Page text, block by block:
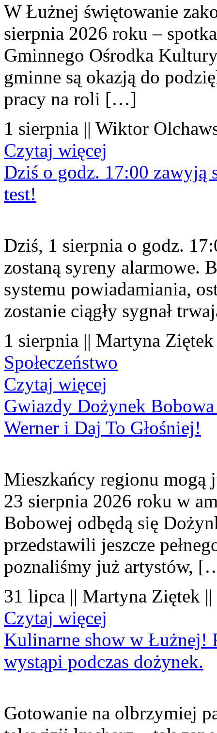
W Łużnej świętowanie
sierpnia 2026 roku –
Gminnego Ośrodka
gminne są okazją do
pracy na roli […]
1 sierpnia || Wiktor
Czytaj więcej
Dziś o godz. 17:00 zawyją
test!
Dziś, 1 sierpnia o godz.
zostaną syreny alarmowe.
systemu powiadamiania,
zostanie ciągły sygnał
1 sierpnia || Martyna
Społeczeństwo
Czytaj więcej
Gwiazdy Dożynek Bobowa
Werner i Daj To Głośniej!
Mieszkańcy regionu mogą
23 sierpnia 2026 roku w
Bobowej odbędą się
przedstawili jeszcze
poznaliśmy już artystów,
31 lipca || Martyna Ziętek
Czytaj więcej
Kulinarne show w Łużnej!
wystąpi podczas dożynek.
Gotowanie na olbrzymiej